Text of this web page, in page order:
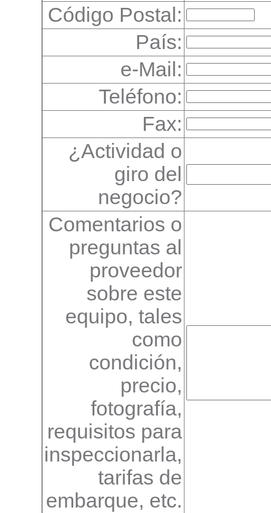
Código Postal:
País:
e-Mail:
Teléfono:
Fax:
¿Actividad o
giro del
negocio?
Comentarios o
preguntas al
proveedor
sobre este
equipo, tales
como
condición,
precio,
fotografía,
requisitos para
inspeccionarla,
tarifas de
embarque, etc.